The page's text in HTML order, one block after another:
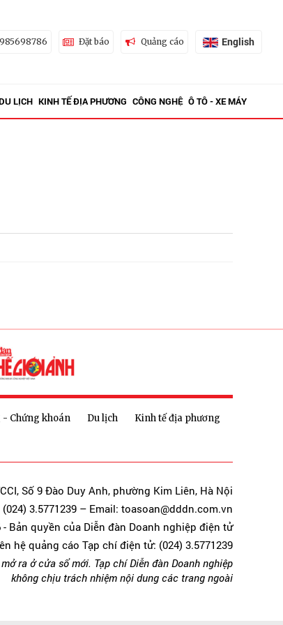
Đặt báo Quảng cáo English
LỊCH KINH TẾ ĐỊA PHƯƠNG CÔNG NGHỆ Ô TÔ - XE MÁY
- Chứng khoán Du lịch
Kinh tế địa phương
Số 9 Đào Duy Anh, phường Kim Liên, Hà Nội
3.5771239 – Email: toasoan@dddn.com.vn
- Bản quyền của Diễn đàn Doanh nghiệp điện tử
hệ quảng cáo Tạp chí điện tử: (024) 3.5771239
ra ở cửa sổ mới. Tạp chí Diễn đàn Doanh nghiệp
không chịu trách nhiệm nội dung các trang ngoài